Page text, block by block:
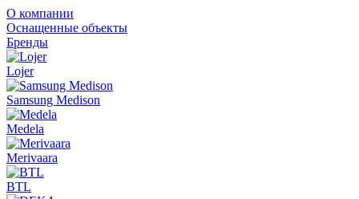
О компании
Оснащенные объекты
Бренды
Lojer
Samsung Medison
Medela
Merivaara
BTL